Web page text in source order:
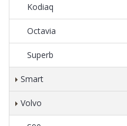
Kodiaq
Octavia
Superb
Smart
Volvo